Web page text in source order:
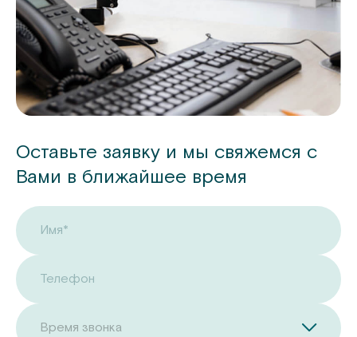
Оставьте заявку и мы свяжемся с
Вами в ближайшее время
Имя*
Телефон
Время звонка